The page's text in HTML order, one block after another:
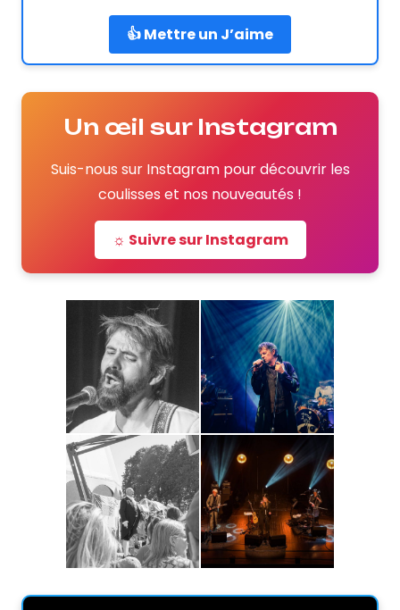
👍 Mettre un J’aime
Un œil sur Instagram
Suis-nous sur Instagram pour découvrir les
coulisses et nos nouveautés !
☼ Suivre sur Instagram